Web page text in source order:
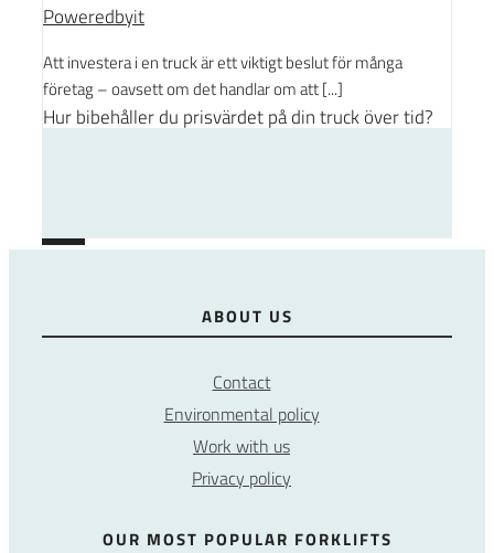
Poweredbyit
Att investera i en truck är ett viktigt beslut för många
företag – oavsett om det handlar om att [...]
Hur bibehåller du prisvärdet på din truck över tid?
ABOUT US
Contact
Environmental policy
Work with us
Privacy policy
OUR MOST POPULAR FORKLIFTS